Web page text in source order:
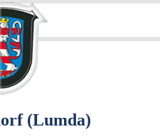
(Lumda)